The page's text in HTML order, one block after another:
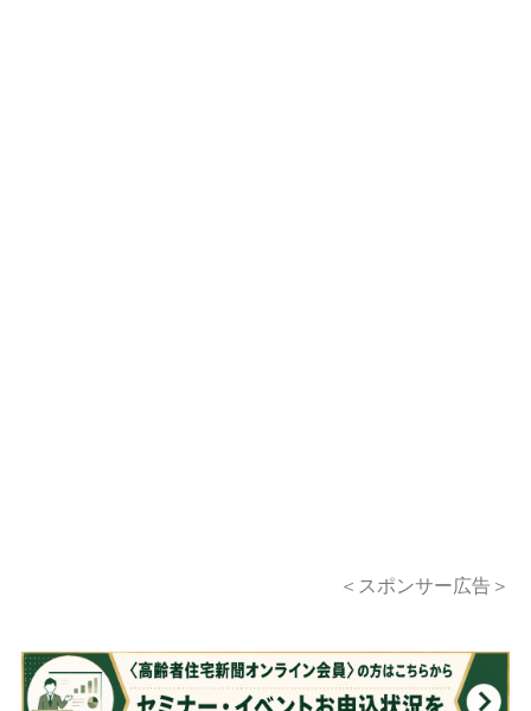
＜スポンサー広告＞